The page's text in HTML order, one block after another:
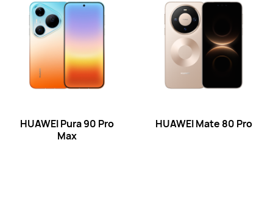
最新
HUAWEI nova 16 Ultra
HUAWEI Pura 90 Pro
Max
HUAWEI Mate 80 Pro